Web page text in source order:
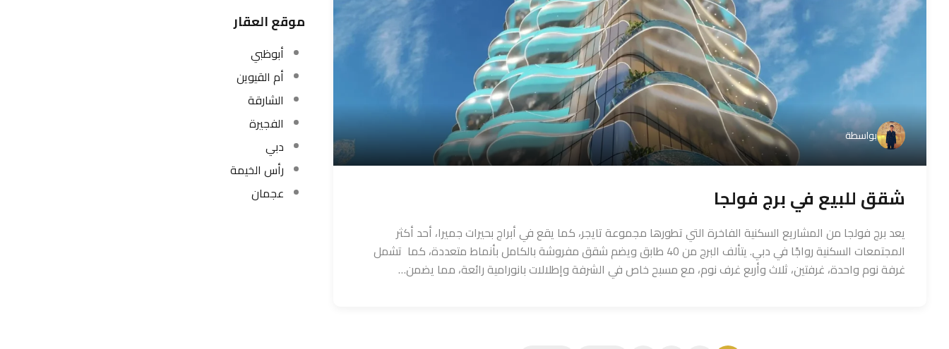
بواسطة
شقق للبيع في برج فولجا
يعد برج فولجا من المشاريع السكنية الفاخرة التي تطورها مجموعة تايجر، كما يقع في أبراج بحيرات جميرا، أحد أكثر
المجتمعات السكنية رواجًا في دبي. يتألف البرج من 40 طابق ويضم شقق مفروشة بالكامل بأنماط متعددة، كما تشمل
غرفة نوم واحدة، غرفتين، ثلاث وأربع غرف نوم، مع مسبح خاص في الشرفة وإطلالات بانورامية رائعة، مما يضمن…
موقع العقار
أبوظبي
أم القيوين
الشارقة
الفجيرة
دبي
رأس الخيمة
عجمان